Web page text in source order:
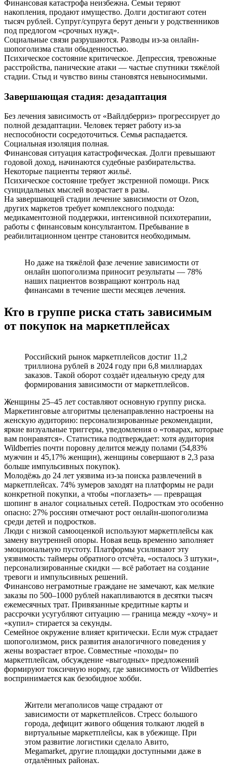
Финансовая катастрофа неизбежна. Семьи теряют
накопления, продают имущество. Долги достигают сотен
тысяч рублей. Супруг/супруга берут деньги у родственников
под предлогом «срочных нужд».
Социальные связи разрушаются. Разводы из-за онлайн-
шопоголизма стали обыденностью.
Психическое состояние критическое. Депрессия, тревожные
расстройства, панические атаки — частые спутники тяжёлой
стадии. Стыд и чувство вины становятся невыносимыми.
Завершающая стадия: дезадаптация
Без лечения зависимость от «Вайлдберриз» прогрессирует до
полной дезадаптации. Человек теряет работу из-за
неспособности сосредоточиться. Семья распадается.
Социальная изоляция полная.
Финансовая ситуация катастрофическая. Долги превышают
годовой доход, начинаются судебные разбирательства.
Некоторые пациенты теряют жильё.
Психическое состояние требует экстренной помощи. Риск
суицидальных мыслей возрастает в разы.
На завершающей стадии лечение зависимости от Ozon,
других маркетов требует комплексного подхода:
медикаментозной поддержки, интенсивной психотерапии,
работы с финансовым консультантом. Пребывание в
реабилитационном центре становится необходимым.
Но даже на тяжёлой фазе лечение зависимости от
онлайн шопоголизма приносит результаты — 78%
наших пациентов возвращают контроль над
финансами в течение шести месяцев лечения.
Кто в группе риска стать зависимым
от покупок на маркетплейсах
Российский рынок маркетплейсов достиг 11,2
триллиона рублей в 2024 году при 6,8 миллиардах
заказов. Такой оборот создаёт идеальную среду для
формирования зависимости от маркетплейсов.
Женщины 25–45 лет составляют основную группу риска.
Маркетинговые алгоритмы целенаправленно настроены на
женскую аудиторию: персонализированные рекомендации,
яркие визуальные триггеры, уведомления о «товарах, которые
вам понравятся». Статистика подтверждает: хотя аудитория
Wildberries почти поровну делится между полами (54,83%
мужчин и 45,17% женщин), женщины совершают в 2,3 раза
больше импульсивных покупок).
Молодёжь до 24 лет уязвима из-за поиска развлечений в
маркетплейсах. 74% зумеров заходят на платформы не ради
конкретной покупки, а чтобы «поглазеть» — превращая
шопинг в аналог социальных сетей. Подросткам это особенно
опасно: 27% россиян отмечают рост онлайн-шопоголизма
среди детей и подростков.
Люди с низкой самооценкой используют маркетплейсы как
замену внутренней опоры. Новая вещь временно заполняет
эмоциональную пустоту. Платформы усиливают эту
уязвимость: таймеры обратного отсчёта, «осталось 3 штуки»,
персонализированные скидки — всё работает на создание
тревоги и импульсивных решений.
Финансово неграмотные граждане не замечают, как мелкие
заказы по 500–1000 рублей накапливаются в десятки тысяч
ежемесячных трат. Привязанные кредитные карты и
рассрочки усугубляют ситуацию — граница между «хочу» и
«купил» стирается за секунды.
Семейное окружение влияет критически. Если муж страдает
шопоголизмом, риск развития аналогичного поведения у
жены возрастает втрое. Совместные «походы» по
маркетплейсам, обсуждение «выгодных» предложений
формируют токсичную норму, где зависимость от Wildberries
воспринимается как безобидное хобби.
Жители мегаполисов чаще страдают от
зависимости от маркетплейсов. Стресс большого
города, дефицит живого общения толкают людей в
виртуальные маркетплейсы, как в убежище. При
этом развитие логистики сделало Авито,
Megamarket, другие площадки доступными даже в
отдалённых районах.